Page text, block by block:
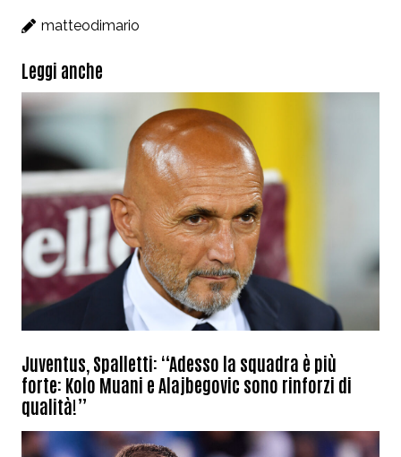
matteodimario
Leggi anche
Juventus, Spalletti: “Adesso la squadra è più
forte: Kolo Muani e Alajbegovic sono rinforzi di
qualità!”